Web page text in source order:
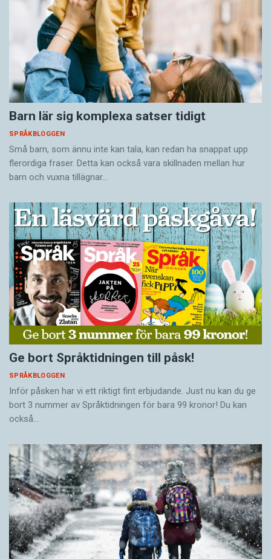
Barn lär sig komplexa satser tidigt
SPRÅKBLOGGEN
Små barn, som ännu inte kan tala, kan redan ha snappat upp
flerordiga fraser. Detta kan också vara skillnaden mellan hur
barn och vuxna tillägnar…
Ge bort Språktidningen till påsk!
SPRÅKBLOGGEN
Inför påsken har vi ett riktigt fint erbjudande. Just nu kan du ge
bort 3 nummer av Språktidningen för bara 99 kronor! Du kan
också…